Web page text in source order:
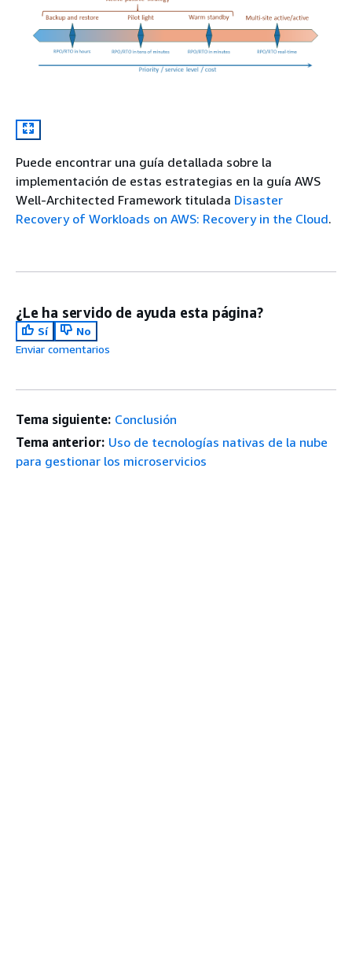
Puede encontrar una guía detallada sobre la
implementación de estas estrategias en la guía AWS
Well-Architected Framework titulada Disaster
Recovery of Workloads on AWS: Recovery in the Cloud.
¿Le ha servido de ayuda esta página?
Sí
No
Enviar comentarios
Tema siguiente: Conclusión
Tema anterior: Uso de tecnologías nativas de la nube
para gestionar los microservicios